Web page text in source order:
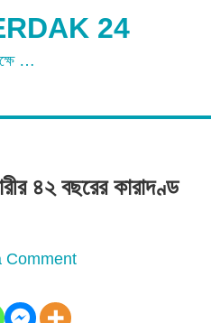
24
…
৪২ বছরের কারাদণ্ড
Commenton